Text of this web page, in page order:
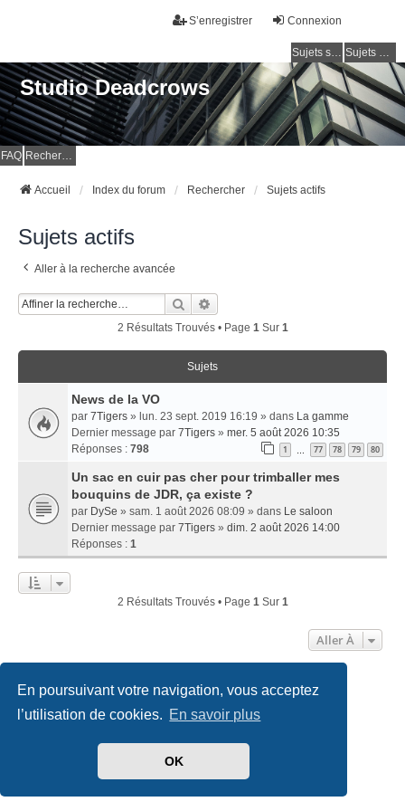
En poursuivant votre navigation, vous acceptez
l’utilisation de cookies. En savoir plus
OK
Connexion
S’enregistrer
Sujets sans réponse Sujets actifs
Studio Deadcrows
FAQ Rechercher
Accueil Index du forum Rechercher Sujets actifs
Sujets actifs
Aller à la recherche avancée
Rechercher
2 Résultats Trouvés • Page 1Sur 1
Sujets
News de la VO
par 7Tigers » lun. 23 sept. 2019 16:19 » dans La gamme
Dernier message par 7Tigers » mer. 5 août 2026 10:35
Réponses : 798 1 77 78 79 80
Un sac en cuir pas cher pour trimballer mes
bouquins de JDR, ça existe ?
par DySe » sam. 1 août 2026 08:09 » dans Le saloon
Dernier message par 7Tigers » dim. 2 août 2026 14:00
Réponses : 1
2 Résultats Trouvés • Page 1Sur 1
Aller À
Accueil Index du forum Nous contacter
phpBB-fr.com
created by INVENTEA & v12mike
Conditions